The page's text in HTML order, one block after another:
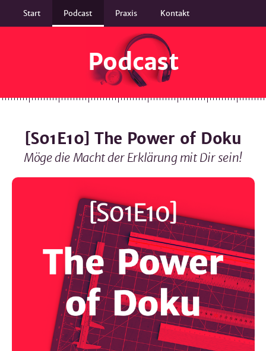
Start Podcast Praxis Kontakt
Podcast
[S01E10] The Power of Doku
Möge die Macht der Erklärung mit Dir sein!